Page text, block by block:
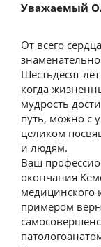
Уважаемый
От всего
Шестьдесят
когда
мудрость
путь, можно с
целиком
и людям.
Ваш
окончания
медицинского
примером